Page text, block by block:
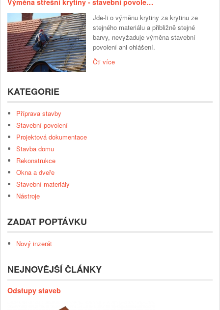
Jde-li o výměnu krytiny za krytinu ze
stejného materiálu a přibližně stejné
barvy, nevyžaduje výměna stavební
povolení ani ohlášení.
Čti více
KATEGORIE
Příprava stavby
Stavební povolení
Projektová dokumentace
Stavba domu
Rekonstrukce
Okna a dveře
Stavební materiály
Nástroje
ZADAT POPTÁVKU
Nový inzerát
NEJNOVĚJŠÍ ČLÁNKY
Odstupy staveb